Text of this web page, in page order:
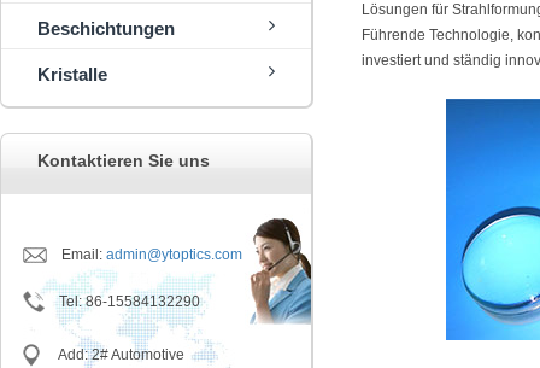
Beschichtungen
Kristalle
Kontaktieren Sie uns
Email: admin@ytoptics.com
Tel :86-15584132290
Add: 2# Automotive
Lösungen für
Führende Technologie,
investiert und ständig